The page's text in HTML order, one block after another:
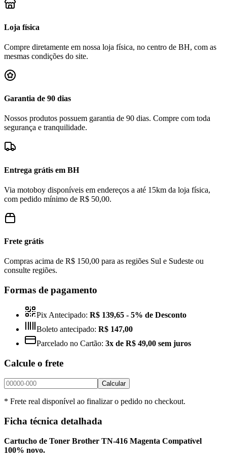
Loja física
Compre diretamente em nossa loja física, no centro de BH, com as
mesmas condições do site.
Garantia de 90 dias
Nossos produtos possuem garantia de 90 dias. Compre com toda
segurança e tranquilidade.
Entrega grátis em BH
Via motoboy disponíveis em endereços a até 15km da loja física,
com pedido mínimo de R$ 50,00.
Frete grátis
Compras acima de R$ 150,00 para as regiões Sul e Sudeste ou
consulte regiões.
Formas de pagamento
Pix Antecipado: R$ 139,65 - 5% de Desconto
Boleto antecipado: R$ 147,00
Parcelado no Cartão: 3x de R$ 49,00 sem juros
Calcule o frete
Calcular
* Frete real disponível ao finalizar o pedido no checkout.
Ficha técnica detalhada
Cartucho de Toner Brother TN-416 Magenta Compatível
100% novo.